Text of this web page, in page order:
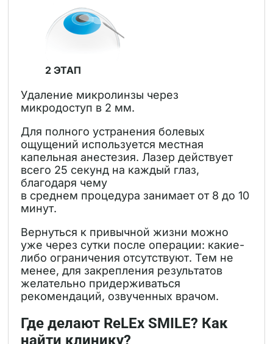
2 ЭТАП
Удаление микролинзы через
микродоступ в 2 мм.
Для полного устранения болевых
ощущений используется местная
капельная анестезия. Лазер действует
всего 25 секунд на каждый глаз,
благодаря чему
в среднем процедура занимает от 8 до 10
минут.
Вернуться к привычной жизни можно
уже через сутки после операции: какие-
либо ограничения отсутствуют. Тем не
менее, для закрепления результатов
желательно придерживаться
рекомендаций, озвученных врачом.
Где делают ReLEx SMILE? Как
найти клинику?